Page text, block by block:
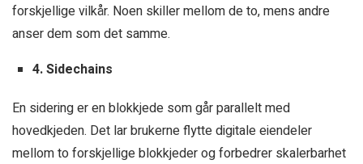
forskjellige vilkår. Noen skiller mellom de to, mens andre
anser dem som det samme.
4. Sidechains
En sidering er en blokkjede som går parallelt med
hovedkjeden. Det lar brukerne flytte digitale eiendeler
mellom to forskjellige blokkjeder og forbedrer skalerbarhet